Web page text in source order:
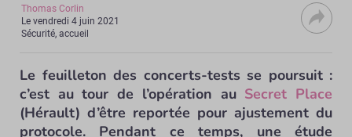
Thomas Corlin
Levendredi 4 juin 2021
Sécurité, accueil
Le feuilleton des concerts-tests se poursuit :
c’est au tour de l’opération au Secret Place
(Hérault) d’être reportée pour ajustement du
protocole. Pendant ce temps, une étude